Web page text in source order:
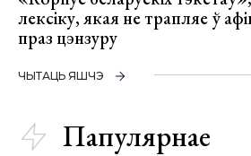
лексіку, якая не трапляе ў
праз цэнзуру
ЧЫТАЦЬ ЯШЧЭ
Папулярнае